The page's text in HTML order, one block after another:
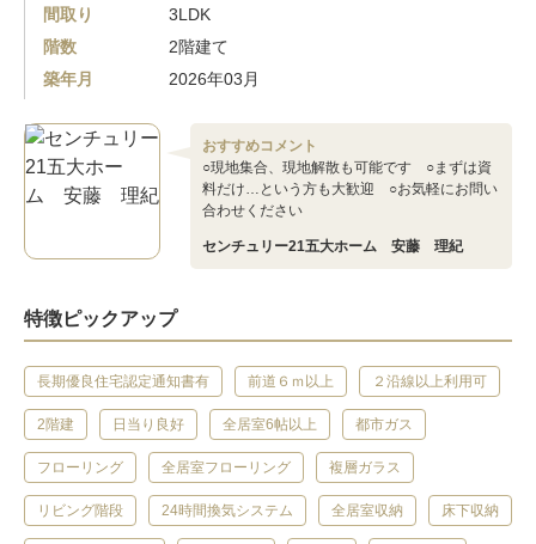
間取り
3LDK
階数
2階建て
築年月
2026年03月
おすすめコメント
○現地集合、現地解散も可能です ○まずは資
料だけ…という方も大歓迎 ○お気軽にお問い
合わせください
センチュリー21五大ホーム 安藤 理紀
特徴ピックアップ
長期優良住宅認定通知書有 前道６ｍ以上 ２沿線以上利用可
2階建 日当り良好 全居室6帖以上 都市ガス
フローリング 全居室フローリング 複層ガラス
リビング階段 24時間換気システム 全居室収納 床下収納